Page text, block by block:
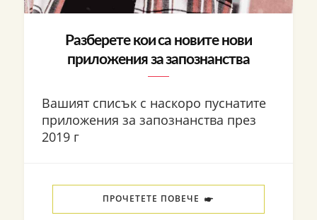
Разберете кои са новите нови
приложения за запознанства
Вашият списък с наскоро пуснатите
приложения за запознанства през
2019 г
ПРОЧЕТЕТЕ ПОВЕЧЕ